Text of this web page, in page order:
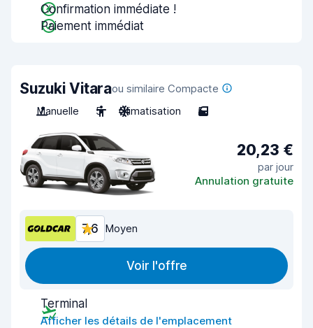
Confirmation immédiate !
Paiement immédiat
Suzuki Vitaraou similaire Compacte
Manuelle
5 Climatisation 5
20,23 €
par jour
Annulation gratuite
7,6 Moyen
Voir l'offre
Terminal
Afficher les détails de l'emplacement